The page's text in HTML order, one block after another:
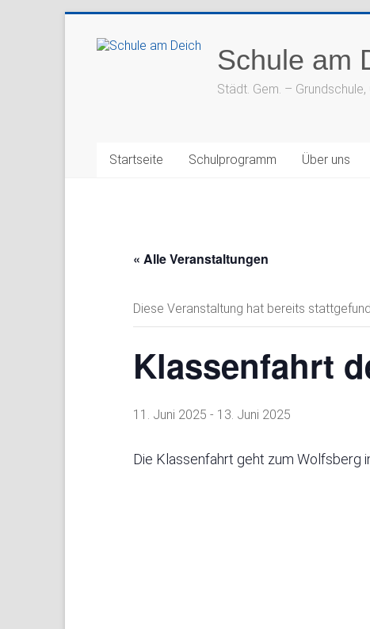
springen
Schule am
Städt. Gem. –
Startseite Schulprogramm Über uns
« Alle Veranstaltungen
Diese Veranstaltung hat bereits
Klassenfahrt
11. Juni 2025 - 13. Juni 2025
Die Klassenfahrt geht zum Wolfsberg